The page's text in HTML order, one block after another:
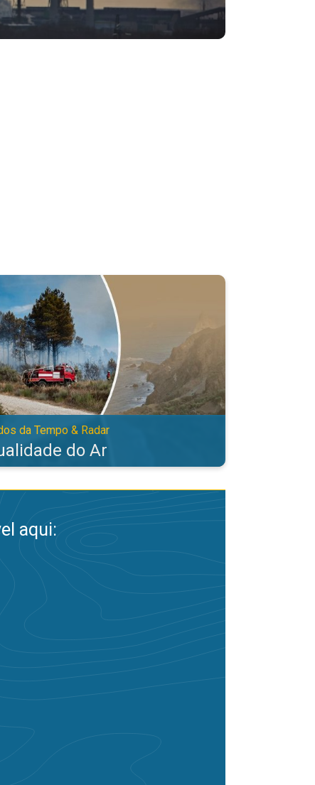
do Ar. Dados da Tempo & Radar. . .
da Tempo & Radar
do Ar
aqui: